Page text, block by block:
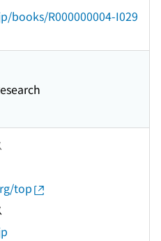
books/R000000004-I029
top